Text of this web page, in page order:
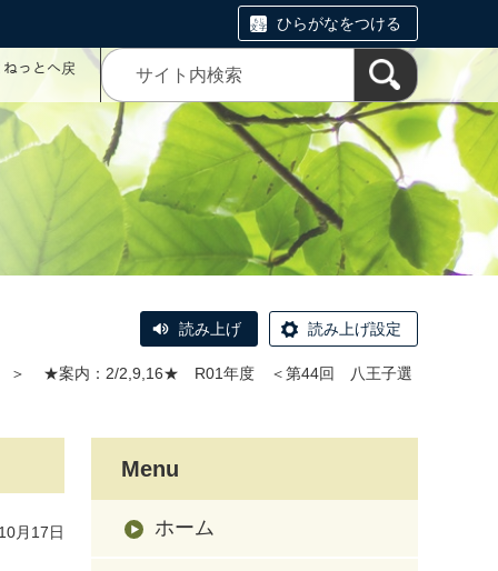
ひらがなをつける
っとへ戻
読み上げ 読み上げ設定
＞
★案内：2/2,9,16★ R01年度 ＜第44回 八王子選
月17日
Menu
ホーム